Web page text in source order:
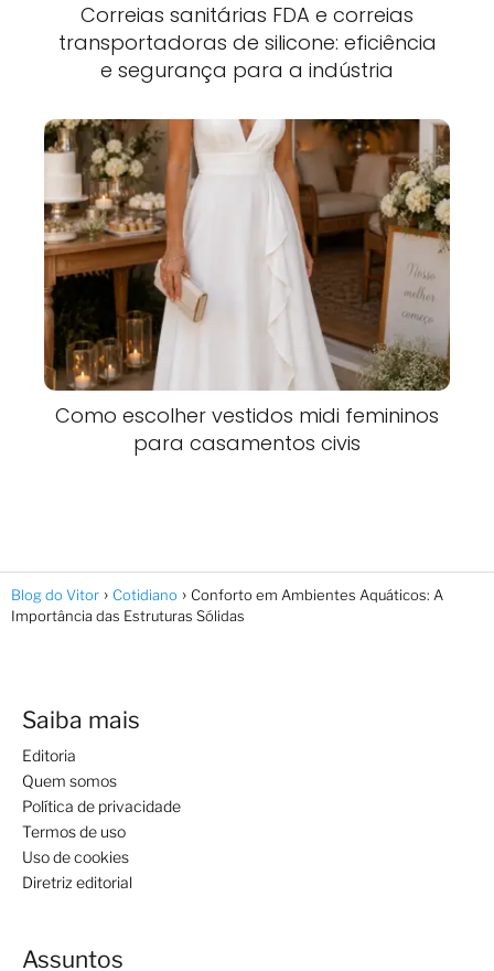
Correias sanitárias FDA e correias
transportadoras de silicone: eficiência
e segurança para a indústria
Como escolher vestidos midi femininos
para casamentos civis
Blog do Vitor Cotidiano
Conforto em Ambientes Aquáticos: A
Importância das Estruturas Sólidas
Saiba mais
Editoria
Quem somos
Política de privacidade
Termos de uso
Uso de cookies
Diretriz editorial
Assuntos